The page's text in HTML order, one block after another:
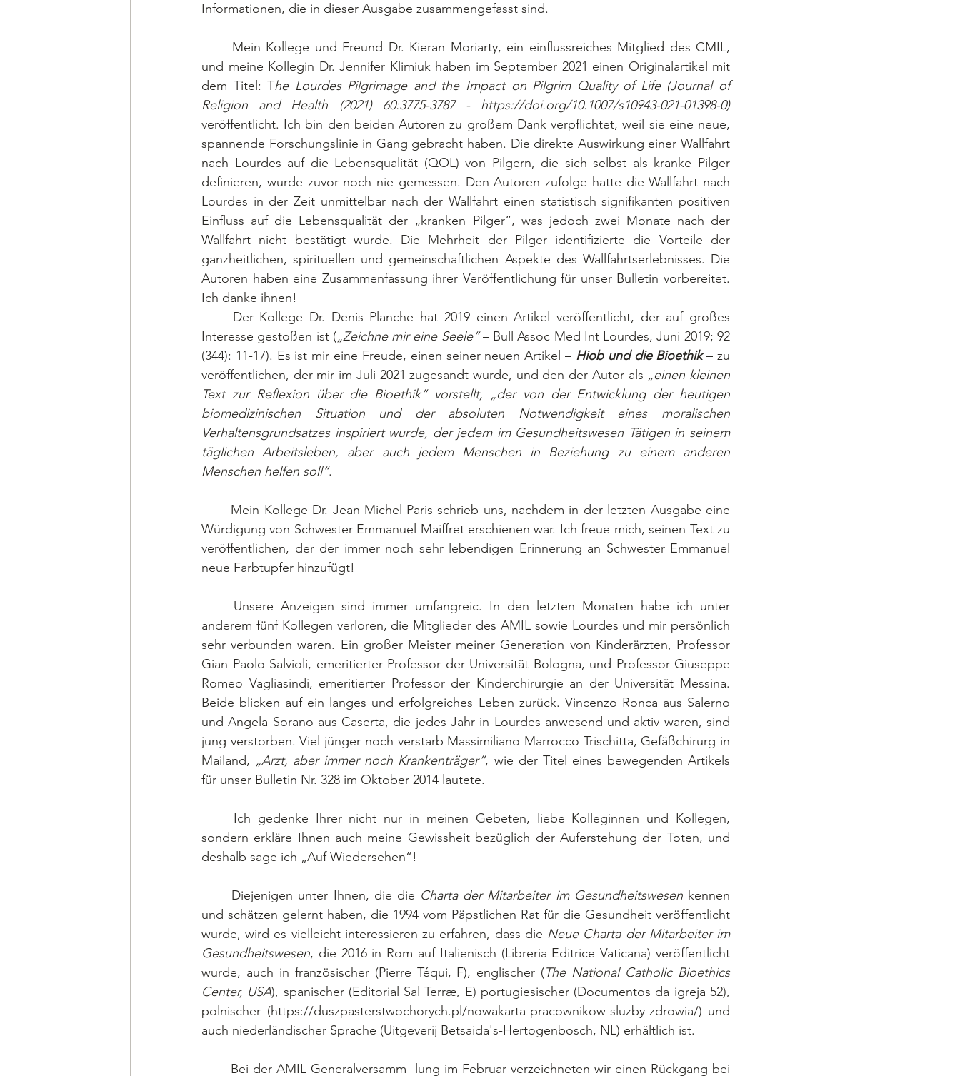
Informationen, die in dieser Ausgabe zusammengefasst sind.
und meine Kollegin Dr. Jennifer Klimiuk haben im September 2021 einen Originalartikel mit
dem Titel: The Lourdes Pilgrimage and the Impact on Pilgrim Quality of Life (Journal of
Religion and Health (2021) 60:3775-3787 - https://doi.org/10.1007/s10943-021-01398-0)
veröffentlicht. Ich bin den beiden Autoren zu großem Dank verpflichtet, weil sie eine neue,
spannende Forschungslinie in Gang gebracht haben. Die direkte Auswirkung einer Wallfahrt
nach Lourdes auf die Lebensqualität (QOL) von Pilgern, die sich selbst als kranke Pilger
definieren, wurde zuvor noch nie gemessen. Den Autoren zufolge hatte die Wallfahrt nach
Lourdes in der Zeit unmittelbar nach der Wallfahrt einen statistisch signifikanten positiven
Einfluss auf die Lebensqualität der „kranken Pilger“, was jedoch zwei Monate nach der
Wallfahrt nicht bestätigt wurde. Die Mehrheit der Pilger identifizierte die Vorteile der
ganzheitlichen, spirituellen und gemeinschaftlichen Aspekte des Wallfahrtserlebnisses. Die
Autoren haben eine Zusammenfassung ihrer Veröffentlichung für unser Bulletin vorbereitet.
Ich danke ihnen!
Interesse gestoßen ist („Zeichne mir eine Seele“ – Bull Assoc Med Int Lourdes, Juni 2019; 92
(344): 11-17). Es ist mir eine Freude, einen seiner neuen Artikel – Hiob und die Bioethik – zu
veröffentlichen, der mir im Juli 2021 zugesandt wurde, und den der Autor als „einen kleinen
Text zur Reflexion über die Bioethik“ vorstellt, „der von der Entwicklung der heutigen
biomedizinischen Situation und der absoluten Notwendigkeit eines moralischen
Verhaltensgrundsatzes inspiriert wurde, der jedem im Gesundheitswesen Tätigen in seinem
täglichen Arbeitsleben, aber auch jedem Menschen in Beziehung zu einem anderen
Menschen helfen soll“.
Würdigung von Schwester Emmanuel Maiffret erschienen war. Ich freue mich, seinen Text zu
veröffentlichen, der der immer noch sehr lebendigen Erinnerung an Schwester Emmanuel
neue Farbtupfer hinzufügt!
anderem fünf Kollegen verloren, die Mitglieder des AMIL sowie Lourdes und mir persönlich
sehr verbunden waren. Ein großer Meister meiner Generation von Kinderärzten, Professor
Gian Paolo Salvioli, emeritierter Professor der Universität Bologna, und Professor Giuseppe
Romeo Vagliasindi, emeritierter Professor der Kinderchirurgie an der Universität Messina.
Beide blicken auf ein langes und erfolgreiches Leben zurück. Vincenzo Ronca aus Salerno
und Angela Sorano aus Caserta, die jedes Jahr in Lourdes anwesend und aktiv waren, sind
jung verstorben. Viel jünger noch verstarb Massimiliano Marrocco Trischitta, Gefäßchirurg in
Mailand, „Arzt, aber immer noch Krankenträger“, wie der Titel eines bewegenden Artikels
für unser Bulletin Nr. 328 im Oktober 2014 lautete.
sondern erkläre Ihnen auch meine Gewissheit bezüglich der Auferstehung der Toten, und
deshalb sage ich „Auf Wiedersehen“!
	Diejenigen unter Ihnen, die die
Charta der Mitarbeiter im Gesundheitswesen kennen
und schätzen gelernt haben, die 1994 vom Päpstlichen Rat für die Gesundheit veröffentlicht
wurde, wird es vielleicht interessieren zu erfahren, dass die Neue Charta der Mitarbeiter im
Gesundheitswesen, die 2016 in Rom auf Italienisch (Libreria Editrice Vaticana) veröffentlicht
wurde, auch in französischer (Pierre Téqui, F), englischer (The National Catholic Bioethics
Center, USA), spanischer (Editorial Sal Terræ, E) portugiesischer (Documentos da igreja 52),
polnischer (https://duszpasterstwochorych.pl/nowakarta-pracownikow-sluzby-zdrowia/) und
auch niederländischer Sprache (Uitgeverij Betsaida's-Hertogenbosch, NL) erhältlich ist.